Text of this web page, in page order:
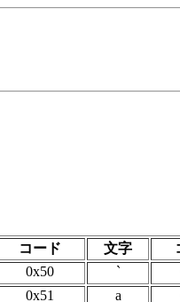
コード 文字
0x50 `
0x51 a